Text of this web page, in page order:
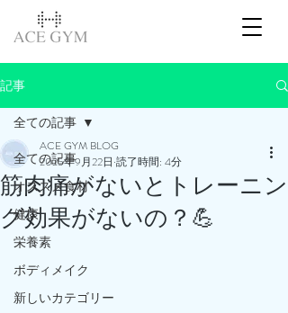
記事
全ての記事
オススメ食材
健康
栄養素
ボディメイク
新しいカテゴリー
全ての記事
筋肉痛がないとトレーニン
グ効果がないの？💪
ACE GYM BLOG
2025年9月22日 読了時間: 4分